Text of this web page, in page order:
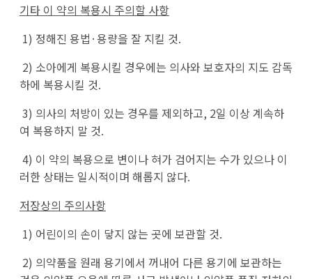
기타 이 약의 복용시 주의할 사항
1) 정해진 용법·용량을 잘 지킬 것.
2) 소아에게 복용시킬 경우에는 의사와 보호자의 지도 감독
하에 복용시킬 것.
3) 의사의 처방이 있는 경우를 제외하고, 2일 이상 계속하
여 복용하지 말 것.
4) 이 약의 복용으로 변이나 혀가 검어지는 수가 있으나 이
러한 상태는 일시적이며 해롭지 않다.
저장상의 주의사항
1) 어린이의 손이 닿지 않는 곳에 보관할 것.
2) 의약품을 원래 용기에서 꺼내어 다른 용기에 보관하는